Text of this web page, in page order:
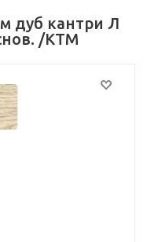
дуб кантри Л
/КТМ